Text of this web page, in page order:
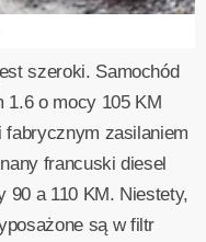
szeroki. Samochód
1.6 o mocy 105 KM
zasilaniem
francuski diesel
90 a 110 KM. Niestety,
są w filtr